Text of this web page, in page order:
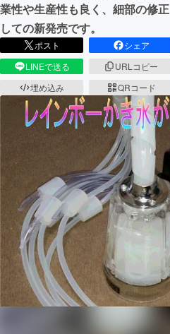
業性や生産性も良く、細部の修正
しての新発売です。
ポスト
シェア
LINEで送る
URLコピー
埋め込み
QRコード